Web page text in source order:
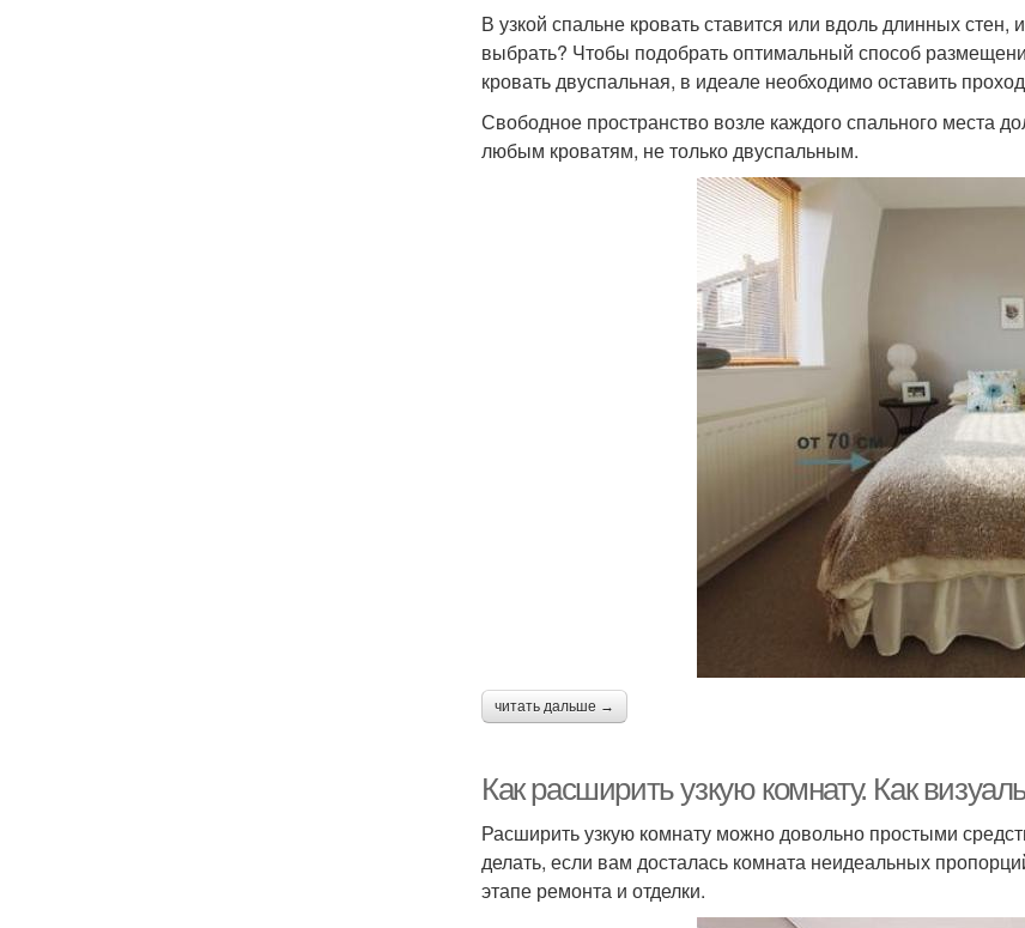
В узкой спальне кровать ставится или вдоль длинных
выбрать? Чтобы подобрать оптимальный способ
кровать двуспальная, в идеале необходимо оставить
Свободное пространство возле каждого спального места
любым кроватям, не только двуспальным.
читать дальше →
Как расширить узкую комнату. Как
Расширить узкую комнату можно довольно простыми
делать, если вам досталась комната неидеальных
этапе ремонта и отделки.